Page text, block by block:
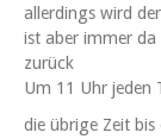
allerdings wird
ist aber immer da
zurück
Um 11 Uhr jeden
die übrige Zeit